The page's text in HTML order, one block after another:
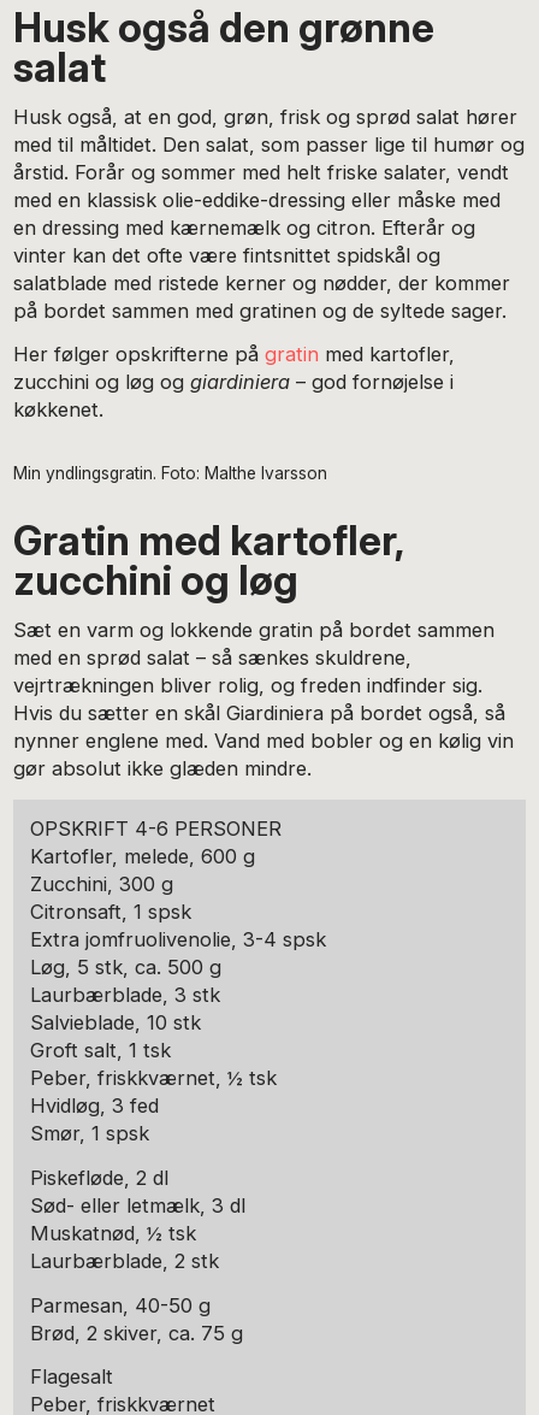
Husk også den grønne
salat
Husk også, at en god, grøn, frisk og sprød salat hører
med til måltidet. Den salat, som passer lige til humør og
årstid. Forår og sommer med helt friske salater, vendt
med en klassisk olie-eddike-dressing eller måske med
en dressing med kærnemælk og citron. Efterår og
vinter kan det ofte være fintsnittet spidskål og
salatblade med ristede kerner og nødder, der kommer
på bordet sammen med gratinen og de syltede sager.
Her følger opskrifterne pågratin med kartofler,
zucchini og løg oggiardiniera – god fornøjelse i
køkkenet.
Min yndlingsgratin. Foto: Malthe Ivarsson
Gratin med kartofler,
zucchini og løg
Sæt en varm og lokkende gratin på bordet sammen
med en sprød ­salat – så sænkes skuldrene,
vejrtrækningen bliver rolig, og freden indfinder sig.
Hvis du sætter en skål Giardiniera på bordet også, så
nynner englene med. Vand med bobler og en kølig vin
gør absolut ikke glæden mindre.
OPSKRIFT 4-6 PERSONER
Kartofler, melede, 600 g
Zucchini, 300 g
Citronsaft, 1 spsk
Extra jomfruolivenolie, 3-4 spsk
Løg, 5 stk, ca. 500 g
Laurbærblade, 3 stk
Salvieblade, 10 stk
Groft salt, 1 tsk
Peber, friskkværnet, ½ tsk
Hvidløg, 3 fed
Smør, 1 spsk
Piskefløde, 2 dl
Sød- eller letmælk, 3 dl
Muskatnød, ½ tsk
Laurbærblade, 2 stk
Parmesan, 40-50 g
Brød, 2 skiver, ca. 75 g
Flagesalt
Peber, friskkværnet